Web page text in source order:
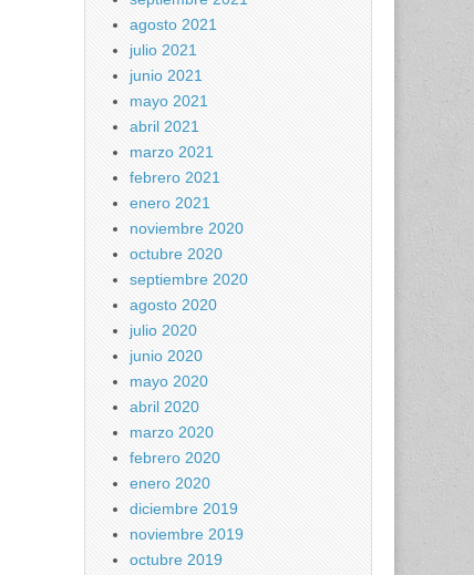
agosto 2021
julio 2021
junio 2021
mayo 2021
abril 2021
marzo 2021
febrero 2021
enero 2021
noviembre 2020
octubre 2020
septiembre 2020
agosto 2020
julio 2020
junio 2020
mayo 2020
abril 2020
marzo 2020
febrero 2020
enero 2020
diciembre 2019
noviembre 2019
octubre 2019